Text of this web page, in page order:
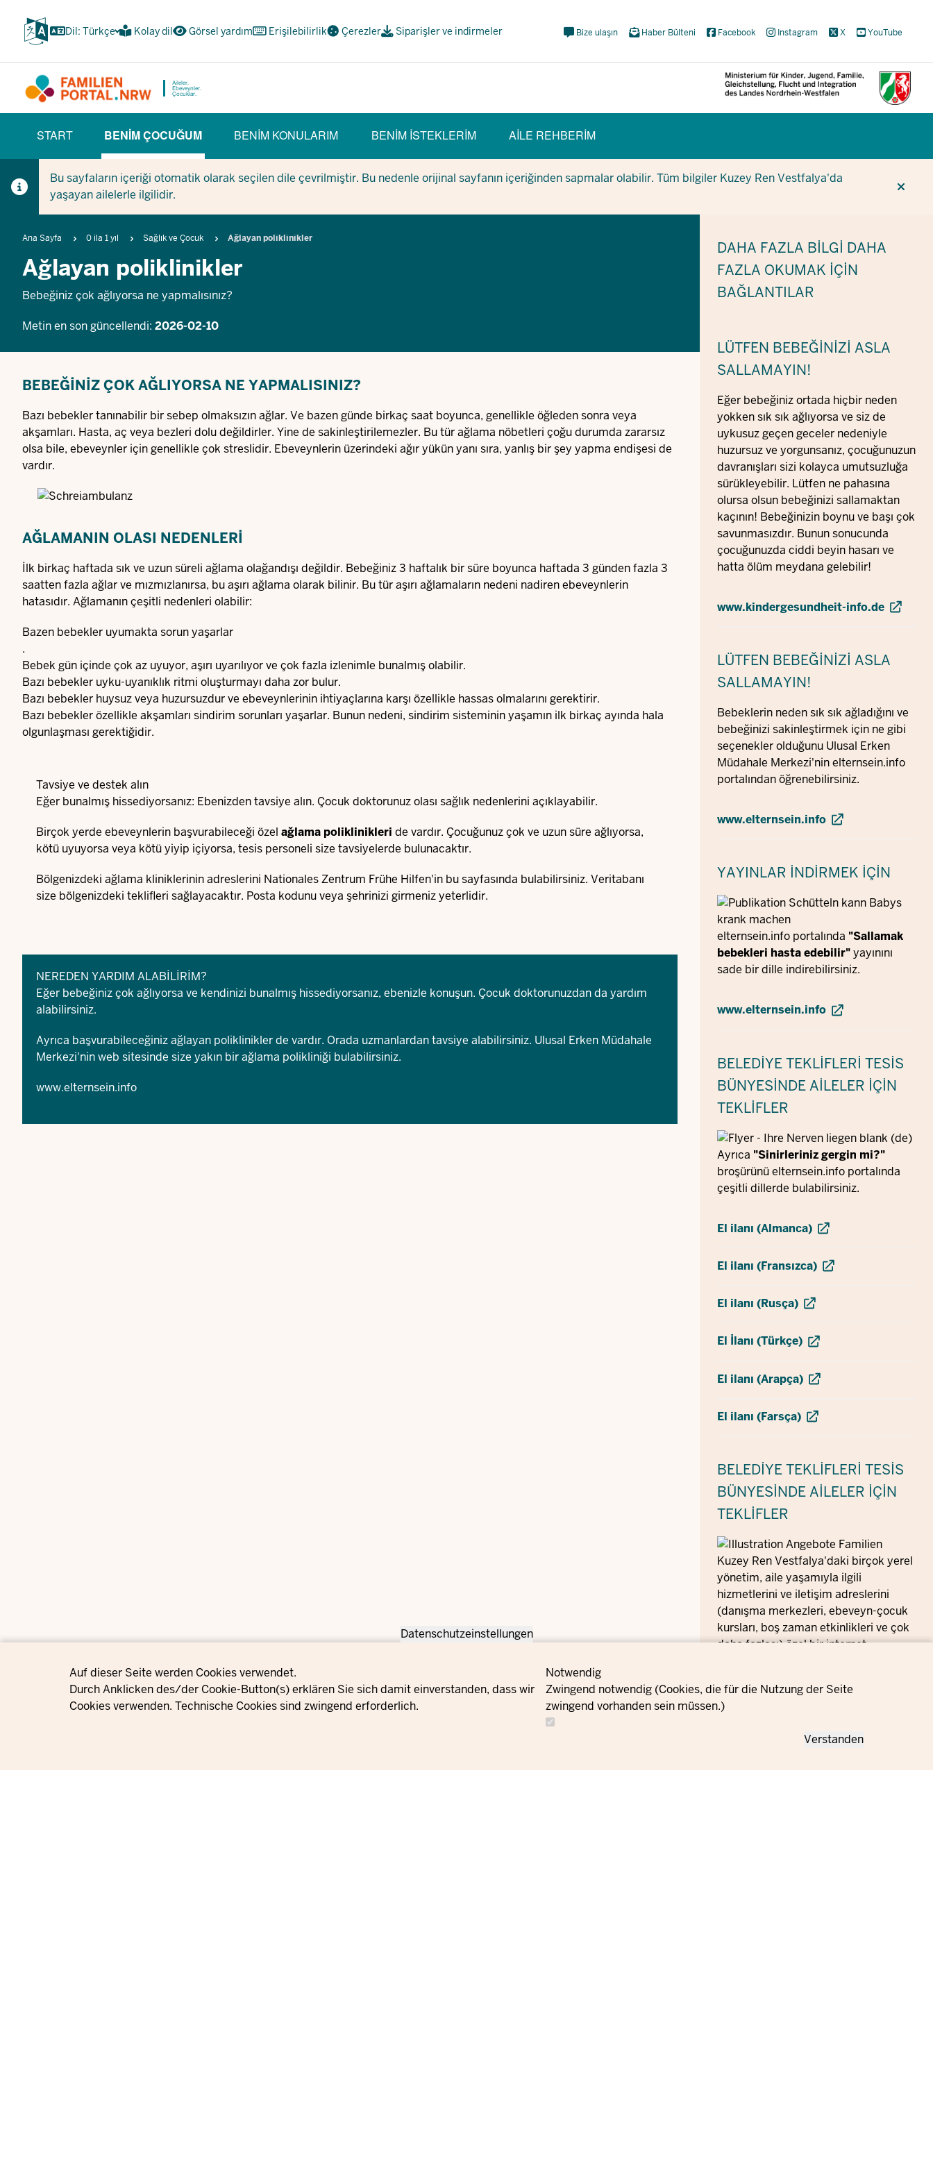
Privacy settings
Datenschutzeinstellungen
Auf dieser Seite werden Cookies verwendet.
Durch Anklicken des/der Cookie-Button(s) erklären Sie sich damit einverstanden, dass wir
Cookies verwenden. Technische Cookies sind zwingend erforderlich.
Notwendig
Zwingend notwendig (Cookies, die für die Nutzung der Seite
zwingend vorhanden sein müssen.)
Verstanden
içeriğe
Dil: Türkçe Kolay dil Görsel yardım Erişilebilirlik Çerezler Siparişler ve indirmeler
Meta
Social
Bize ulaşın Haber Bülteni Facebook Instagram X YouTube
Aileler.
Ebeveynler.
Çocuklar.
(BÜRGERBEREICH)
START
BENIM ÇOCUĞUM
(CURRENT SECTION)
BENIM KONULARIM BENIM ISTEKLERIM AILE REHBERIM
Bu sayfaların içeriği otomatik olarak seçilen dile çevrilmiştir. Bu nedenle orijinal sayfanın içeriğinden sapmalar olabilir. Tüm bilgiler Kuzey Ren Vestfalya'da
yaşayan ailelerle ilgilidir.
Breadcrumb
Ana Sayfa 0 ila 1 yıl Sağlık ve Çocuk Ağlayan poliklinikler
Ağlayan poliklinikler
Bebeğiniz çok ağlıyorsa ne yapmalısınız?
Metin en son güncellendi: 2026-02-10
BEBEĞINIZ ÇOK AĞLIYORSA NE YAPMALISINIZ?
Bazı bebekler tanınabilir bir sebep olmaksızın ağlar. Ve bazen günde birkaç saat boyunca, genellikle öğleden sonra veya
akşamları. Hasta, aç veya bezleri dolu değildirler. Yine de sakinleştirilemezler. Bu tür ağlama nöbetleri çoğu durumda zararsız
olsa bile, ebeveynler için genellikle çok streslidir. Ebeveynlerin üzerindeki ağır yükün yanı sıra, yanlış bir şey yapma endişesi de
vardır.
AĞLAMANIN OLASI NEDENLERI
İlk birkaç haftada sık ve uzun süreli ağlama olağandışı değildir. Bebeğiniz 3 haftalık bir süre boyunca haftada 3 günden fazla 3
saatten fazla ağlar ve mızmızlanırsa, bu aşırı ağlama olarak bilinir. Bu tür aşırı ağlamaların nedeni nadiren ebeveynlerin
hatasıdır. Ağlamanın çeşitli nedenleri olabilir:
Bazen bebekler uyumakta sorun yaşarlar
.
Bebek gün içinde çok az uyuyor, aşırı uyarılıyor ve çok fazla izlenimle bunalmış olabilir.
Bazı bebekler uyku-uyanıklık ritmi oluşturmayı daha zor bulur.
Bazı bebekler huysuz veya huzursuzdur ve ebeveynlerinin ihtiyaçlarına karşı özellikle hassas olmalarını gerektirir.
Bazı bebekler özellikle akşamları sindirim sorunları yaşarlar. Bunun nedeni, sindirim sisteminin yaşamın ilk birkaç ayında hala
olgunlaşması gerektiğidir.
Tavsiye ve destek alın
Eğer bunalmış hissediyorsanız: Ebenizden tavsiye alın. Çocuk doktorunuz olası sağlık nedenlerini açıklayabilir.
Birçok yerde ebeveynlerin başvurabileceği özel ağlama poliklinikleri de vardır. Çocuğunuz çok ve uzun süre ağlıyorsa,
kötü uyuyorsa veya kötü yiyip içiyorsa, tesis personeli size tavsiyelerde bulunacaktır.
Bölgenizdeki ağlama kliniklerinin adreslerini Nationales Zentrum Frühe Hilfen'in bu sayfasında bulabilirsiniz. Veritabanı
size bölgenizdeki teklifleri sağlayacaktır. Posta kodunu veya şehrinizi girmeniz yeterlidir.
NEREDEN YARDIM ALABİLİRİM?
Eğer bebeğiniz çok ağlıyorsa ve kendinizi bunalmış hissediyorsanız, ebenizle konuşun. Çocuk doktorunuzdan da yardım
alabilirsiniz.
Ayrıca başvurabileceğiniz ağlayan poliklinikler de vardır. Orada uzmanlardan tavsiye alabilirsiniz. Ulusal Erken Müdahale
Merkezi'nin web sitesinde size yakın bir ağlama polikliniği bulabilirsiniz.
www.elternsein.info
DAHA FAZLA BILGI DAHA
FAZLA OKUMAK IÇIN
BAĞLANTILAR
LÜTFEN BEBEĞINIZI ASLA
SALLAMAYIN!
Eğer bebeğiniz ortada hiçbir neden
yokken sık sık ağlıyorsa ve siz de
uykusuz geçen geceler nedeniyle
huzursuz ve yorgunsanız, çocuğunuzun
davranışları sizi kolayca umutsuzluğa
sürükleyebilir. Lütfen ne pahasına
olursa olsun bebeğinizi sallamaktan
kaçının! Bebeğinizin boynu ve başı çok
savunmasızdır. Bunun sonucunda
çocuğunuzda ciddi beyin hasarı ve
hatta ölüm meydana gelebilir!
www.kindergesundheit-info.de
LÜTFEN BEBEĞINIZI ASLA
SALLAMAYIN!
Bebeklerin neden sık sık ağladığını ve
bebeğinizi sakinleştirmek için ne gibi
seçenekler olduğunu Ulusal Erken
Müdahale Merkezi'nin elternsein.info
portalından öğrenebilirsiniz.
www.elternsein.info
YAYINLAR İNDIRMEK IÇIN
elternsein.info portalında "Sallamak
bebekleri hasta edebilir"yayınını
sade bir dille indirebilirsiniz.
www.elternsein.info
BELEDIYE TEKLIFLERI TESIS
BÜNYESINDE AILELER IÇIN
TEKLIFLER
Ayrıca "Sinirleriniz gergin mi?"
broşürünü elternsein.info portalında
çeşitli dillerde bulabilirsiniz.
El ilanı (Almanca)
El ilanı (Fransızca)
El ilanı (Rusça)
El İlanı (Türkçe)
El ilanı (Arapça)
El ilanı (Farsça)
BELEDIYE TEKLIFLERI TESIS
BÜNYESINDE AILELER IÇIN
TEKLIFLER
Kuzey Ren Vestfalya'daki birçok yerel
yönetim, aile yaşamıyla ilgili
hizmetlerini ve iletişim adreslerini
(danışma merkezleri, ebeveyn-çocuk
kursları, boş zaman etkinlikleri ve çok
daha fazlası) özel bir internet
bağlantısını Familienportal.NRW
adresimizde bulabilirsiniz: